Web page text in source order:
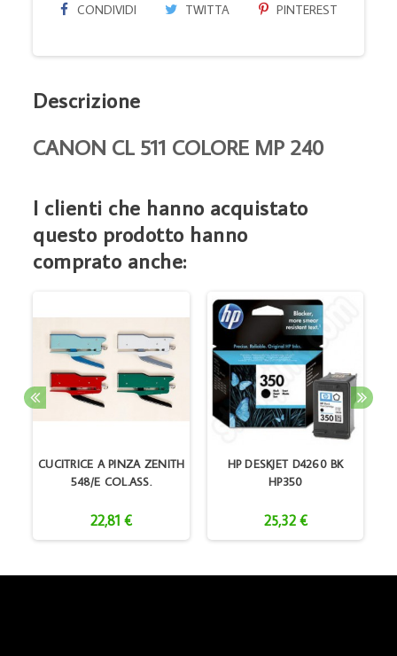
CONDIVIDI TWITTA PINTEREST
Descrizione
CANON CL 511 COLORE MP 240
I clienti che hanno acquistato
questo prodotto hanno
comprato anche:
CUCITRICE A PINZA ZENITH
548/E COL.ASS.
22,81 €
HP DESKJET D4260 BK
HP350
25,32 €